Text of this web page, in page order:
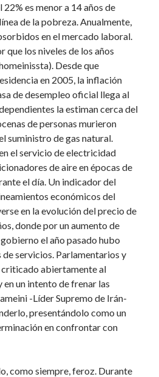
es menor a 14 años de
de la pobreza. Anualmente,
en el mercado laboral.
que los niveles de los años
Desde que
en 2005, la inflación
de desempleo oficial llega al
la estiman cerca del
de personas murieron
suministro de gas natural.
el servicio de electricidad
de aire en épocas de
el día. Un indicador del
económicos del
en la evolución del precio de
donde por un aumento de
el año pasado hubo
servicios. Parlamentarios y
abiertamente al
un intento de frenar las
-Líder Supremo de Irán-
presentándolo como un
en confrontar con
como siempre, feroz. Durante